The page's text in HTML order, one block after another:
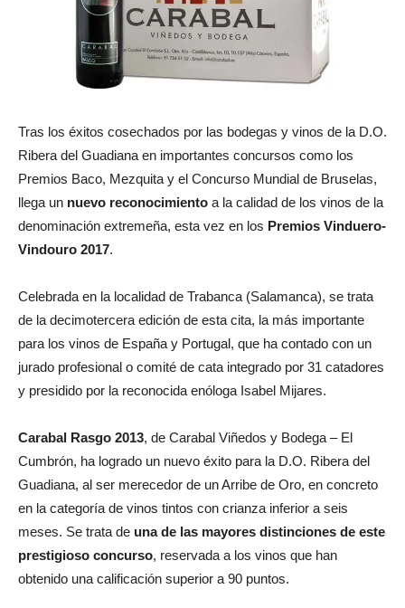
Tras los éxitos cosechados por las bodegas y vinos de la D.O.
Ribera del Guadiana en importantes concursos como los
Premios Baco, Mezquita y el Concurso Mundial de Bruselas,
llega un nuevo reconocimiento a la calidad de los vinos de la
denominación extremeña, esta vez en los Premios Vinduero-
Vindouro 2017.
Celebrada en la localidad de Trabanca (Salamanca), se trata
de la decimotercera edición de esta cita, la más importante
para los vinos de España y Portugal, que ha contado con un
jurado profesional o comité de cata integrado por 31 catadores
y presidido por la reconocida enóloga Isabel Mijares.
Carabal Rasgo 2013, de Carabal Viñedos y Bodega – El
Cumbrón, ha logrado un nuevo éxito para la D.O. Ribera del
Guadiana, al ser merecedor de un Arribe de Oro, en concreto
en la categoría de vinos tintos con crianza inferior a seis
meses. Se trata de una de las mayores distinciones de este
prestigioso concurso, reservada a los vinos que han
obtenido una calificación superior a 90 puntos.